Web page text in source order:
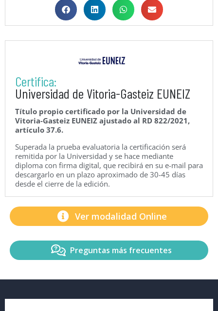
Certifica:
Universidad de Vitoria-Gasteiz EUNEIZ
Título propio certificado por la Universidad de
Vitoria-Gasteiz EUNEIZ ajustado al RD 822/2021,
artículo 37.6.
Superada la prueba evaluatoria la certificación será
remitida por la Universidad y se hace mediante
diploma con firma digital, que recibirá en su e-mail para
descargarlo en un plazo aproximado de 30-45 días
desde el cierre de la edición.
Ver modalidad Online
Preguntas más frecuentes